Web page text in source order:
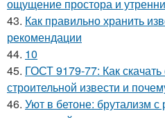
ощущение простора и
43. Как правильно хранить
рекомендации
44. 10
45. ГОСТ 9179-77: Как скачать
строительной извести и
46. Уют в бетоне: брутализм с